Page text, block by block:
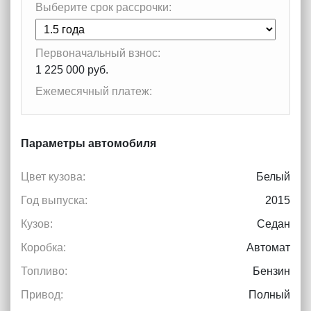
Выберите срок рассрочки:
Первоначальный взнос:
1 225 000 руб.
Ежемесячный платеж:
Параметры автомобиля
Цвет кузова:
Белый
Год выпуска:
2015
Кузов:
Седан
Коробка:
Автомат
Топливо:
Бензин
Привод:
Полный